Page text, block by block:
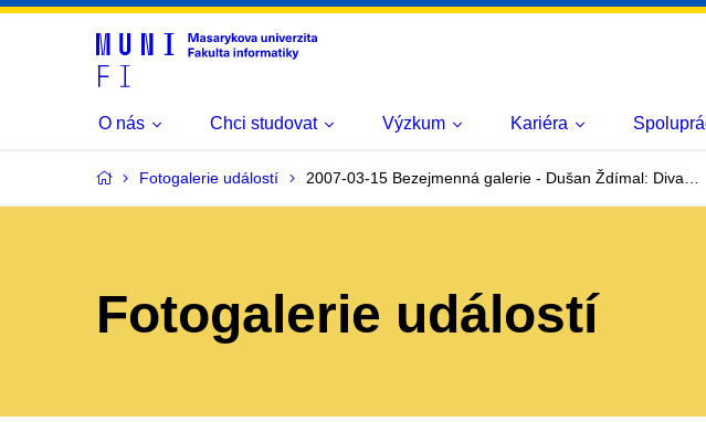
O nás Chci studovat Výzkum Kariéra
Fotogalerie událostí 2007-03-15 Bezejmenná galerie - Dušan Ždímal: Diva…
Fotogalerie událostí